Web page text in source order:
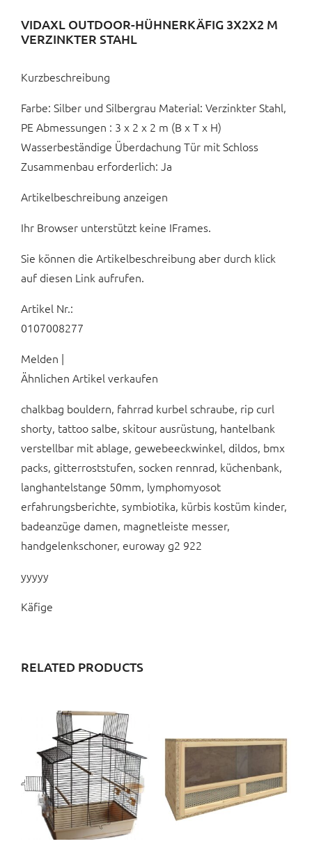
VIDAXL OUTDOOR-HÜHNERKÄFIG 3X2X2 M
VERZINKTER STAHL
Kurzbeschreibung
Farbe: Silber und Silbergrau Material: Verzinkter Stahl,
PE Abmessungen : 3 x 2 x 2 m (B x T x H)
Wasserbeständige Überdachung Tür mit Schloss
Zusammenbau erforderlich: Ja
Artikelbeschreibung anzeigen
Ihr Browser unterstützt keine IFrames.
Sie können die Artikelbeschreibung aber durch klick
auf diesen Link aufrufen.
Artikel Nr.:
0107008277
Melden |
Ähnlichen Artikel verkaufen
chalkbag bouldern, fahrrad kurbel schraube, rip curl
shorty, tattoo salbe, skitour ausrüstung, hantelbank
verstellbar mit ablage, gewebeeckwinkel, dildos, bmx
packs, gitterroststufen, socken rennrad, küchenbank,
langhantelstange 50mm, lymphomyosot
erfahrungsberichte, symbiotika, kürbis kostüm kinder,
badeanzüge damen, magnetleiste messer,
handgelenkschoner, euroway g2 922
yyyyy
Käfige
RELATED PRODUCTS